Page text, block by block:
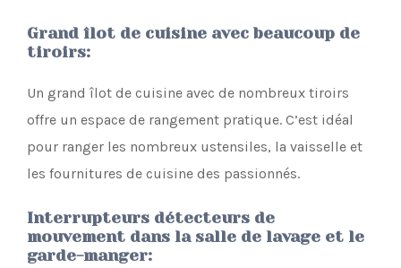
Grand îlot de cuisine avec beaucoup de
tiroirs:
Un grand îlot de cuisine avec de nombreux tiroirs
offre un espace de rangement pratique. C’est idéal
pour ranger les nombreux ustensiles, la vaisselle et
les fournitures de cuisine des passionnés.
Interrupteurs détecteurs de
mouvement dans la salle de lavage et le
garde-manger: